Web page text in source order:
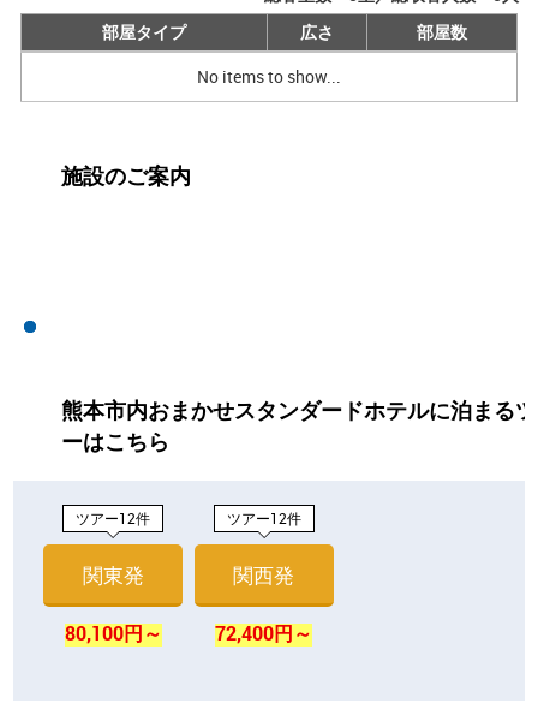
部屋タイプ
広さ
部屋数
No items to show...
施設のご案内
熊本市内おまかせスタンダードホテルに泊まる
ーはこちら
ツアー12件
関東発
80,100円～
ツアー12件
関西発
72,400円～